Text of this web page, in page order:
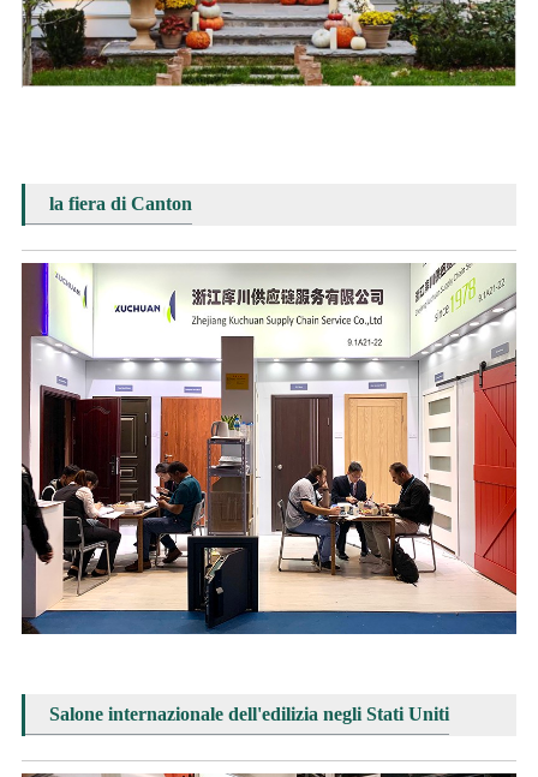
la fiera di Canton
Salone internazionale dell'edilizia negli Stati Uniti